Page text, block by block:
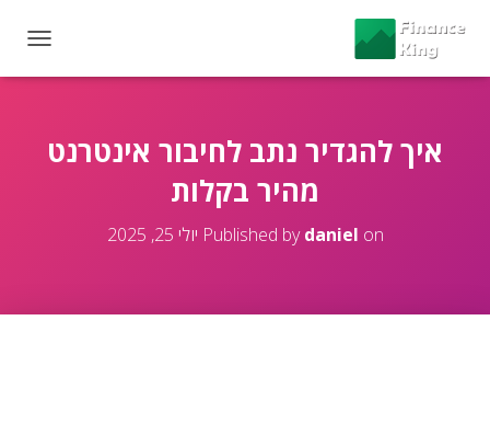
O
איך להגדיר נתב לחיבור אינטרנט
מהיר בקלות
Published bydaniel on יולי 25, 2025